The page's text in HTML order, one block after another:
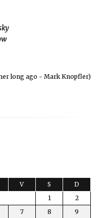
long ago - Mark Knopfler)
V S
D
1
2
7 8
9